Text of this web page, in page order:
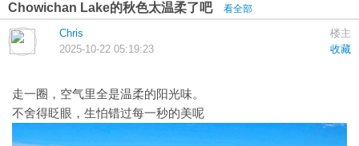
Chowichan Lake的秋色太温柔了吧 看全部
楼主
Chris
收藏
2025-10-22 05:19:23
走一圈，空气里全是温柔的阳光味。
不舍得眨眼，生怕错过每一秒的美呢